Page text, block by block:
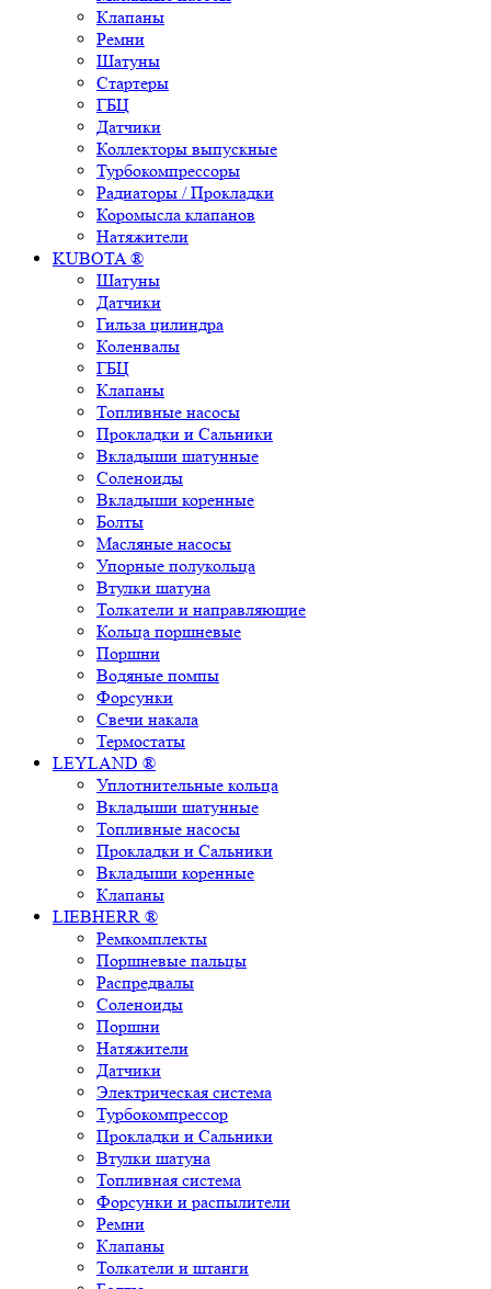
Клапаны
Ремни
Шатуны
Стартеры
ГБЦ
Датчики
Коллекторы выпускные
Турбокомпрессоры
Радиаторы / Прокладки
Коромысла клапанов
Натяжители
KUBOTA ®
Шатуны
Датчики
Гильза цилиндра
Коленвалы
ГБЦ
Клапаны
Топливные насосы
Прокладки и Сальники
Вкладыши шатунные
Соленоиды
Вкладыши коренные
Болты
Масляные насосы
Упорные полукольца
Втулки шатуна
Толкатели и направляющие
Кольца поршневые
Поршни
Водяные помпы
Форсунки
Свечи накала
Термостаты
LEYLAND ®
Уплотнительные кольца
Вкладыши шатунные
Топливные насосы
Прокладки и Сальники
Вкладыши коренные
Клапаны
LIEBHERR ®
Ремкомплекты
Поршневые пальцы
Распредвалы
Соленоиды
Поршни
Натяжители
Датчики
Электрическая система
Турбокомпрессор
Прокладки и Сальники
Втулки шатуна
Топливная система
Форсунки и распылители
Ремни
Клапаны
Толкатели и штанги